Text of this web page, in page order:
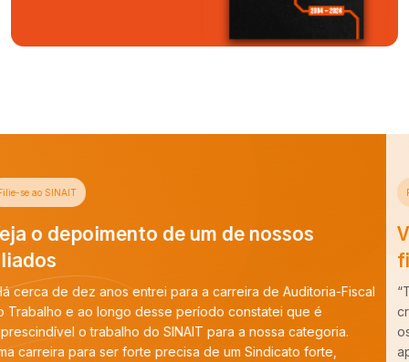
Filie-se ao SINAIT
Veja o depoimento de um de nossos
filiados
“Tenho orgulho de dizer que faço parte do SINAIT desde a sua
criação, são 35 anos de luta, sempre batalhando para defender
os interesses dos Auditores-Fiscais do Trabalho ativos ou
aposentados. A força do sindicato, vem dos seus filiados e o